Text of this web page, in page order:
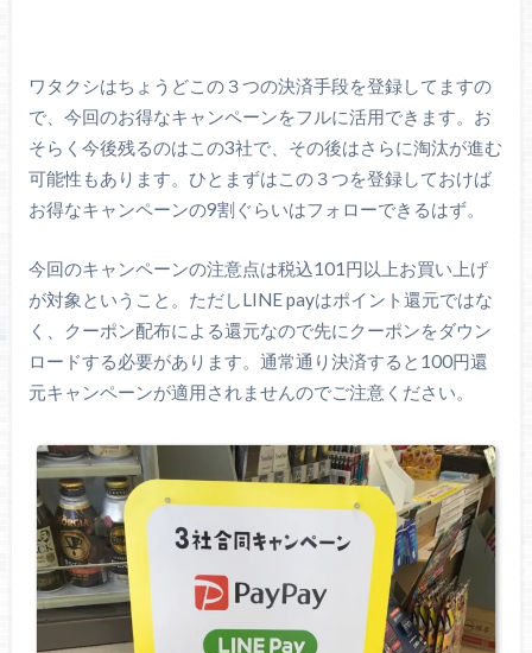
ワタクシはちょうどこの３つの決済手段を登録してますの
で、今回のお得なキャンペーンをフルに活用できます。お
そらく今後残るのはこの3社で、その後はさらに淘汰が進む
可能性もあります。ひとまずはこの３つを登録しておけば
お得なキャンペーンの9割ぐらいはフォローできるはず。
今回のキャンペーンの注意点は税込101円以上お買い上げ
が対象ということ。ただしLINE payはポイント還元ではな
く、クーポン配布による還元なので先にクーポンをダウン
ロードする必要があります。通常通り決済すると100円還
元キャンペーンが適用されませんのでご注意ください。